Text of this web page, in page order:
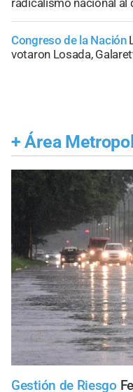
Congreso de la Nación
votaron Losada,
+ Área
Gestión de Riesgo